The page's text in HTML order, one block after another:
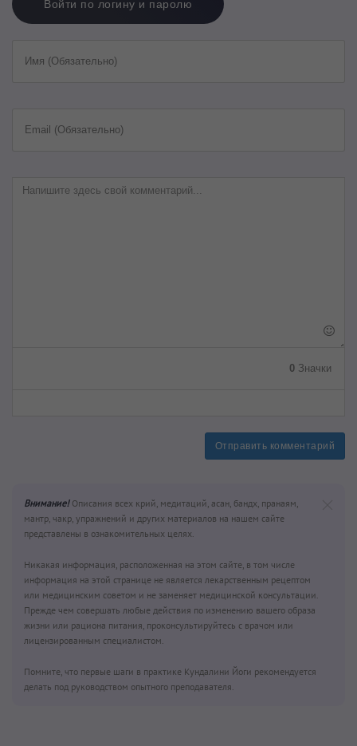
Войти по логину и паролю
Имя (Обязательно)
Email (Обязательно)
0 Значки
Отправить комментарий
Внимание!Описания всех крий, медитаций, асан, бандх, пранаям,
мантр, чакр, упражнений и других материалов на нашем сайте
представлены в ознакомительных целях.
Никакая информация, расположенная на этом сайте, в том числе
информация на этой странице не является лекарственным рецептом
или медицинским советом и не заменяет медицинской консультации.
Прежде чем совершать любые действия по изменению вашего образа
жизни или рациона питания, проконсультируйтесь с врачом или
лицензированным специалистом.
Помните, что первые шаги в практике Кундалини Йоги рекомендуется
делать под руководством опытного преподавателя.